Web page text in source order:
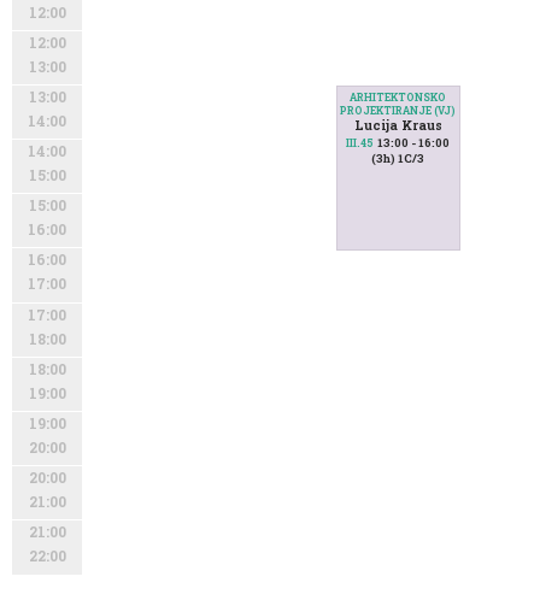
12:00
12:00
13:00
13:00
14:00
14:00
15:00
15:00
16:00
16:00
17:00
17:00
18:00
18:00
19:00
19:00
20:00
20:00
21:00
21:00
22:00
ARHITEKTONSKO
PROJEKTIRANJE (VJ)
Lucija Kraus
III.45 13:00 - 16:00
(3h) 1C/3